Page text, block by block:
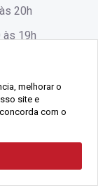
-
1, 2 e 3 -
20h
às 19h
Todos os direitos
melhorar o
site e
com o